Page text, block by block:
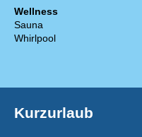
Wellness
Sauna
Whirlpool
Kurzurlaub